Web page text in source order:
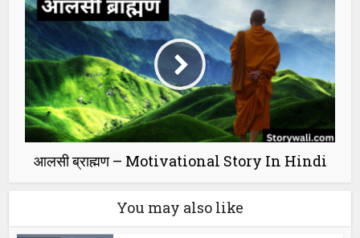
आलसी ब्राह्मण – Motivational Story In Hindi
You may also like